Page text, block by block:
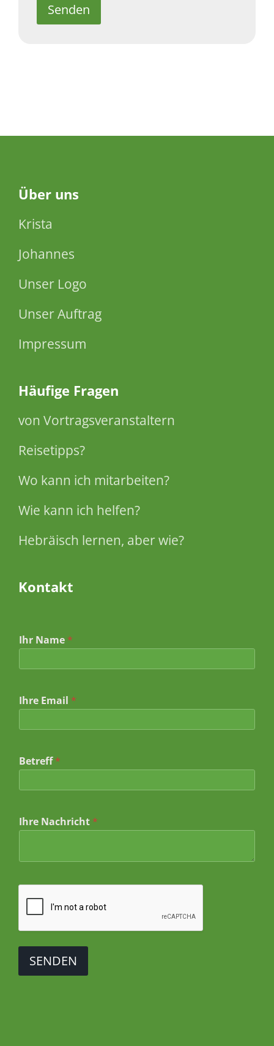
Senden
Über uns
Krista
Johannes
Unser Logo
Unser Auftrag
Impressum
Häufige Fragen
von Vortragsveranstaltern
Reisetipps?
Wo kann ich mitarbeiten?
Wie kann ich helfen?
Hebräisch lernen, aber wie?
Kontakt
Ihr Name *
Ihre Email *
I
h
r
r
e
Betreff*
Ihre Nachricht *
SENDEN